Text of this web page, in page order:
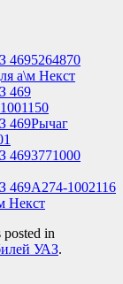
5264870
а\м Некст
Рычаг
3771000
А274-1002116
Некст
in
УАЗ.